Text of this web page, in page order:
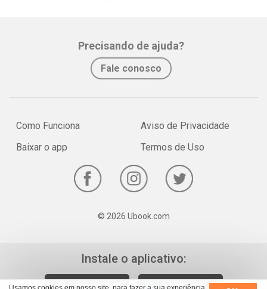
Precisando de ajuda?
Fale conosco
Como Funciona
Baixar o app
Aviso de Privacidade
Termos de Uso
© 2026 Ubook.com
Instale o aplicativo: